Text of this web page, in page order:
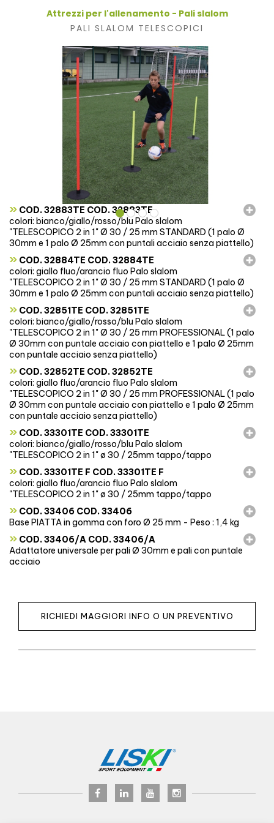
Attrezzi per l'allenamento - Pali slalom
PALI SLALOM TELESCOPICI
» COD. 32883TE COD. 32883TE
colori: bianco/giallo/rosso/blu Palo slalom
"TELESCOPICO 2 in 1" Ø 30 / 25 mm STANDARD (1 palo Ø
30mm e 1 palo Ø 25mm con puntali acciaio senza piattello)
» COD. 32884TE COD. 32884TE
colori: giallo fluo/arancio fluo Palo slalom
"TELESCOPICO 2 in 1" Ø 30 / 25 mm STANDARD (1 palo Ø
30mm e 1 palo Ø 25mm con puntali acciaio senza piattello)
» COD. 32851TE COD. 32851TE
colori: bianco/giallo/rosso/blu Palo slalom
"TELESCOPICO 2 in 1" Ø 30 / 25 mm PROFESSIONAL (1 palo
Ø 30mm con puntale acciaio con piattello e 1 palo Ø 25mm
con puntale acciaio senza piattello)
» COD. 32852TE COD. 32852TE
colori: giallo fluo/arancio fluo Palo slalom
"TELESCOPICO 2 in 1" Ø 30 / 25 mm PROFESSIONAL (1 palo
Ø 30mm con puntale acciaio con piattello e 1 palo Ø 25mm
con puntale acciaio senza piattello)
» COD. 33301TE COD. 33301TE
colori: bianco/giallo/rosso/blu Palo slalom
"TELESCOPICO 2 in 1" ø 30 / 25mm tappo/tappo
» COD. 33301TE F COD. 33301TE F
colori: giallo fluo/arancio fluo Palo slalom
"TELESCOPICO 2 in 1" ø 30 / 25mm tappo/tappo
» COD. 33406 COD. 33406
Base PIATTA in gomma con foro Ø 25 mm - Peso : 1,4 kg
» COD. 33406/A COD. 33406/A
Adattatore universale per pali Ø 30mm e pali con puntale
acciaio
RICHIEDI MAGGIORI INFO O UN PREVENTIVO